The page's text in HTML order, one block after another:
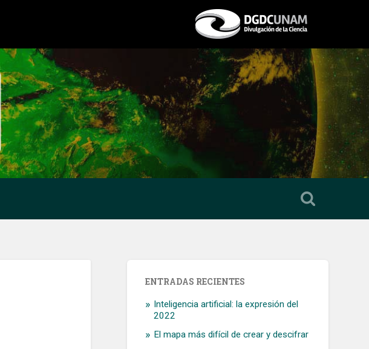
ENTRADAS RECIENTES
Inteligencia artificial: la expresión del
2022
El mapa más difícil de crear y descifrar